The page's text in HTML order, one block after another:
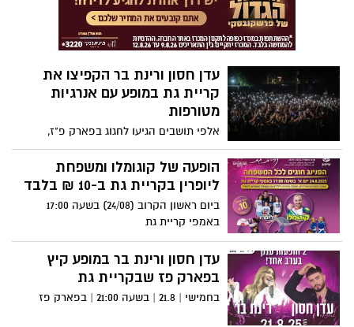
עדן חסון ורינת בר הקפיצו את
קריית גת במופע עם אנרגיות
מטורפות
אלפי תושבים הגיעו לחגוג בפארק פ"ז,
תמונות מהמופע
הופעה של קוגומלו ומשפחת
ליופרין בקריית גת ב-10 ₪ בלבד
ביום ראשון הקרוב (24/08) בשעה 17:00
באמפי קריית גת
עדן חסון ורינת בר במופע קיץ
בפארק פז שבקריית גת
בחמישי | 21.8 | בשעה 21:00 | בפארק פז